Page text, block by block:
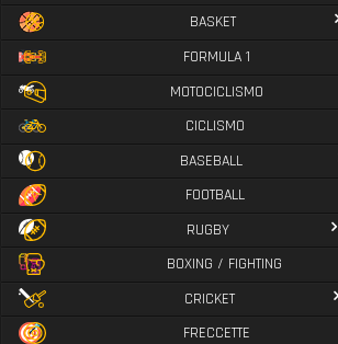
BASKET
FORMULA 1
MOTOCICLISMO
CICLISMO
BASEBALL
FOOTBALL
RUGBY
BOXING / FIGHTING
CRICKET
FRECCETTE